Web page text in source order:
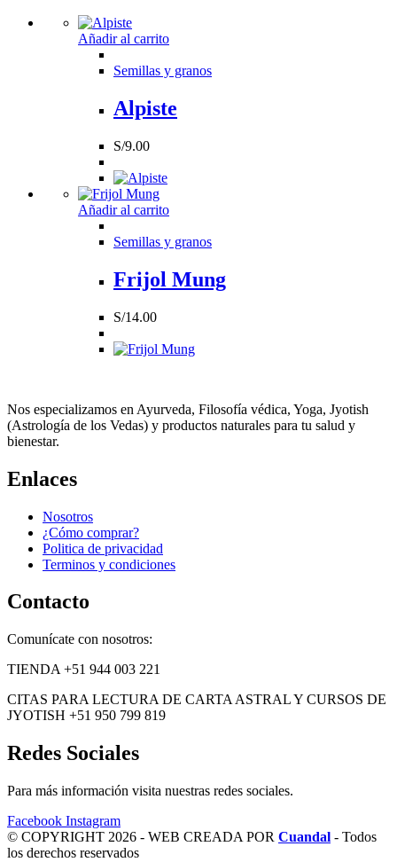
Añadir al carrito
Semillas y granos
Alpiste
S/9.00
Añadir al carrito
Semillas y granos
Frijol Mung
S/14.00
Nos especializamos en Ayurveda, Filosofía védica, Yoga, Jyotish
(Astrología de los Vedas) y productos naturales para tu salud y
bienestar.
Enlaces
Nosotros
¿Cómo comprar?
Politica de privacidad
Terminos y condiciones
Contacto
Comunícate con nosotros:
TIENDA +51 944 003 221
CITAS PARA LECTURA DE CARTA ASTRAL Y CURSOS DE
JYOTISH +51 950 799 819
Redes Sociales
Para más información visita nuestras redes sociales.
Facebook Instagram
© COPYRIGHT 2026 - WEB CREADA POR Cuandal - Todos
los derechos reservados